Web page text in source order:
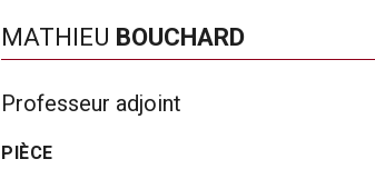
MATHIEU BOUCHARD
Professeur adjoint
PIÈCE